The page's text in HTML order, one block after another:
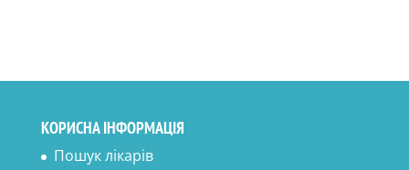
КОРИСНА ІНФОРМАЦІЯ
Пошук лікарів